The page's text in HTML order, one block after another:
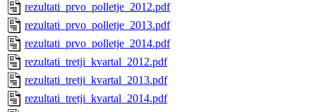
rezultati_prvo_polletje_2012.pdf
rezultati_prvo_polletje_2013.pdf
rezultati_prvo_polletje_2014.pdf
rezultati_tretji_kvartal_2012.pdf
rezultati_tretji_kvartal_2013.pdf
rezultati_tretji_kvartal_2014.pdf